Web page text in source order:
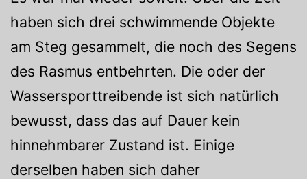
haben sich drei schwimmende Objekte
am Steg gesammelt, die noch des Segens
des Rasmus entbehrten. Die oder der
Wassersporttreibende ist sich natürlich
bewusst, dass das auf Dauer kein
hinnehmbarer Zustand ist. Einige
derselben haben sich daher